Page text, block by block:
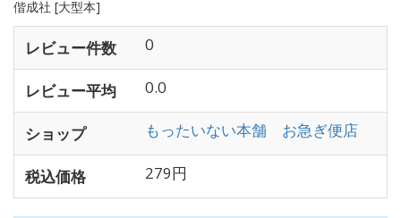
偕成社 [大型本]
レビュー件数 0
レビュー平均 0.0
ショップ もったいない本舗 お急ぎ便店
税込価格 279円